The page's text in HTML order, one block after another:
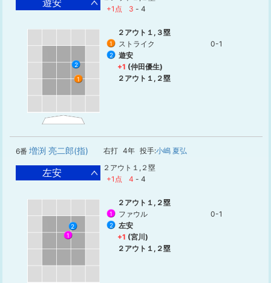
遊安
+1点
3 - 4
1
2
２アウト１,３塁
1 ストライク 0-1
2
遊安
+1 (仲田優生)
２アウト１,２塁
6番 増渕 亮二郎(指) 右打 4年 投手:小嶋 夏弘
左安
２アウト１,２塁
+1点
4 - 4
1
2
２アウト１,２塁
1 ファウル 0-1
2
左安
+1 (宮川)
２アウト１,２塁